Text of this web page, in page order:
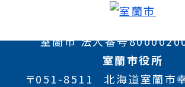
室蘭市 法人番号
室蘭市役所
〒051-8511
北海道室蘭市